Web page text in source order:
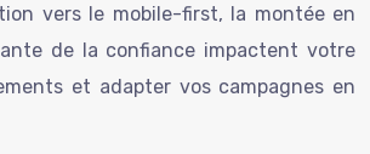
vers le mobile-first, la montée en
de la confiance impactent votre
et adapter vos campagnes en